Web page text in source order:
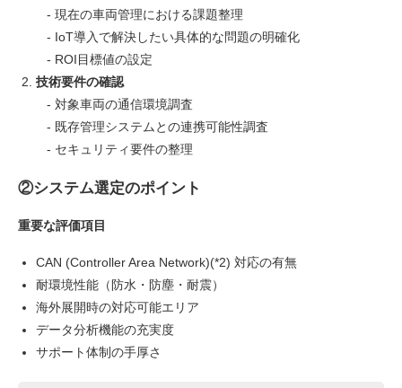
- 現在の車両管理における課題整理
- IoT導入で解決したい具体的な問題の明確化
- ROI目標値の設定
技術要件の確認
- 対象車両の通信環境調査
- 既存管理システムとの連携可能性調査
- セキュリティ要件の整理
②システム選定のポイント
重要な評価項目
CAN (Controller Area Network)(*2) 対応の有無
耐環境性能（防水・防塵・耐震）
海外展開時の対応可能エリア
データ分析機能の充実度
サポート体制の手厚さ